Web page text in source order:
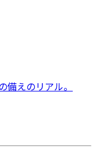
備えのリアル。